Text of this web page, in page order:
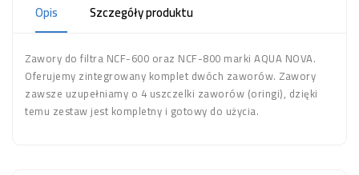
Opis Szczegóły produktu
Zawory do filtra NCF-600 oraz NCF-800 marki AQUA NOVA.
Oferujemy zintegrowany komplet dwóch zaworów. Zawory
zawsze uzupełniamy o 4 uszczelki zaworów (oringi), dzięki
temu zestaw jest kompletny i gotowy do użycia.